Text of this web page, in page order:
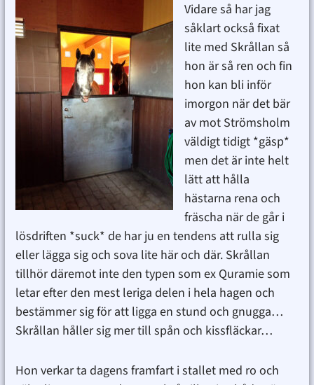
Vidare så har jag
såklart också fixat
lite med Skrållan så
hon är så ren och fin
hon kan bli inför
imorgon när det bär
av mot Strömsholm
väldigt tidigt *gäsp*
men det är inte helt
lätt att hålla
hästarna rena och
fräscha när de går i
lösdriften *suck* de har ju en tendens att rulla sig
eller lägga sig och sova lite här och där. Skrållan
tillhör däremot inte den typen som ex Quramie som
letar efter den mest leriga delen i hela hagen och
bestämmer sig för att ligga en stund och gnugga…
Skrållan håller sig mer till spån och kissfläckar…
Hon verkar ta dagens framfart i stallet med ro och